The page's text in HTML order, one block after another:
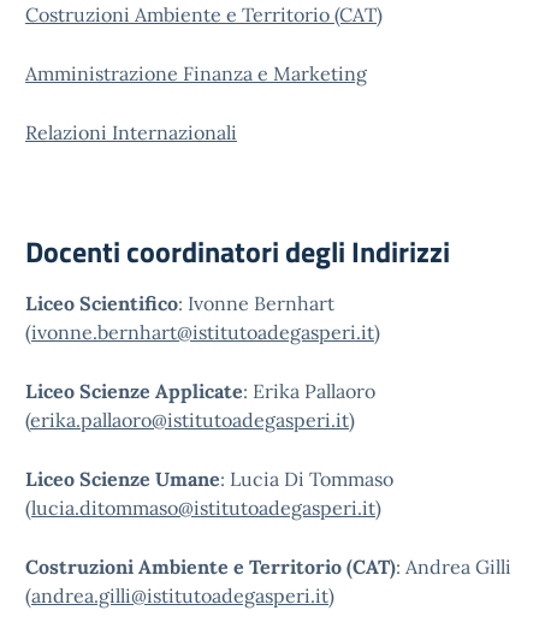
Costruzioni Ambiente e Territorio (CAT)
Amministrazione Finanza e Marketing
Relazioni Internazionali
Docenti coordinatori degli Indirizzi
Liceo Scientifico: Ivonne Bernhart
(ivonne.bernhart@istitutoadegasperi.it)
Liceo Scienze Applicate: Erika Pallaoro
(erika.pallaoro@istitutoadegasperi.it)
Liceo Scienze Umane: Lucia Di Tommaso
(lucia.ditommaso@istitutoadegasperi.it)
Costruzioni Ambiente e Territorio (CAT): Andrea Gilli
(andrea.gilli@istitutoadegasperi.it)